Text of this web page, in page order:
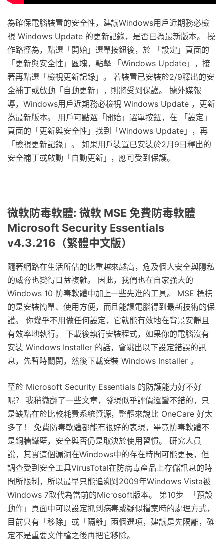
為確保電腦裝置的安全性，建議Windows用戶近期務必檢
視 Windows Update 的更新記錄，是否已為最新版本。 操
作路徑為，點選「開始」選單按鈕後，於 「設定」頁面的
「更新與安全性」區塊，點擊 「Windows Update」，接
著再點選「檢視更新記錄」。 若裝置已安裝於2/9釋出的安
全補丁或啟動「自動更新」，則將受到保護。 據外媒報
導，Windows用戶近期務必檢視 Windows Update ，更新
為最新版本。 用戶可點選「開始」選單按鈕，在 「設定」
頁面的「更新與安全性」找到「Windows Update」，再
「檢視更新記錄」。 如果用戶裝置已安裝於2月9日釋出的
安全補丁或啟動「自動更新」，應可受到保護。
微軟防毒軟體: 微軟 MSE 免費防毒軟體
Microsoft Security Essentials
v4.3.216（繁體中文版）
隨著網路在生活所佔的比重越來越高，危及個人安全與隱私
的威脅也變得日益複雜。 因此，我們也在自家強大的
Windows 10 防毒軟體中加上一些先進的工具。 MSE 標榜
的是安裝簡單、使用方便，而且能讓電腦得到最新技術的保
護。 你幾乎不用做任何設定，它就能有效地在背景安靜且
有效率地執行。 下載後執行安裝程式，如果你的電腦沒有
安裝 Windows Installer 的話，會跳出以下設定錯誤的訊
息，先暫時關閉，然後下載安裝 Windows Installer 。
至於 Microsoft Security Essentials 的防護能力好不好
呢？ 我稍微翻了一些文章，發現似乎評價還蠻不錯的，只
是缺點在於比較耗費系統資源，整體來說比 OneCare 好太
多了！ 免費防毒軟體都能有很好的表現，畢竟防毒軟體不
是銅牆鐵壁，安全與否仍是取決於使用習慣。 研究人員
說，其實這個漏洞在Windows中的存在時間可能更長，但
調查受到安全工具VirusTotal在防病毒產品上存儲訊息的時
間所限制，所以最早只能追溯到2009年Windows Vista被
Windows 7取代為當前的Microsoft版本。 第10步 「預設
動作」頁面中可以設定抓到病毒或疑似檔案時的處理方式，
目前只有「移除」或「隔離」兩個選項，建議是先隔離，確
定不是重要文件檔之後再把它移除。